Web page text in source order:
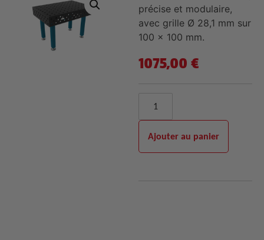
précise et modulaire,
avec grille Ø 28,1 mm sur
100 x 100 mm.
1075,00 €
Ajouter au panier